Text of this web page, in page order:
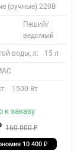
(ручные) 220В
Пеший/
ведомый
воды, л: 15 л
1500 Вт
к заказу
160 000₽
10 400 ₽